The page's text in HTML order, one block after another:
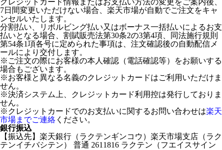
クレジットカード情報またはお支払い方法の変更をご案内後、
7日間変更いただけない場合、楽天市場が自動でご注文をキャ
ンセルいたします。
分割払い、リボルビング払い又はボーナス一括払いによるお支
払いとなる場合、割賦販売法第30条2の3第4項、同法施行規則
第54条1項各号に定められた事項は、注文確認後の自動配信メ
ールにより交付します。
※ご注文の際にお客様の本人確認（電話確認等）をお願いする
場合もございます。
※お客様と異なる名義のクレジットカードはご利用いただけま
せん。
※決済システム上、クレジットカード利用控は発行しておりま
せん。
※クレジットカードでのお支払いに関するお問い合わせは楽天
市場までご連絡 ください。
銀行振込
【振込先】楽天銀行（ラクテンギンコウ）楽天市場支店（ラク
テンイチバシテン） 普通 2611816 ラクテン（フエイスサイン